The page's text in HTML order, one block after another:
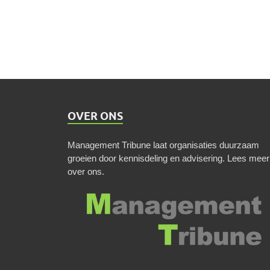
OVER ONS
Management Tribune laat organisaties duurzaam
groeien door kennisdeling en advisering. Lees meer
over ons.